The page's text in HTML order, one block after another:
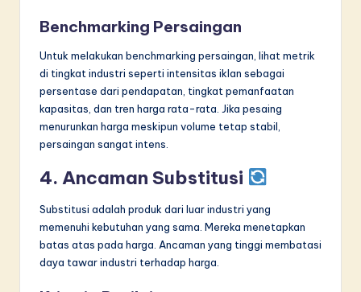
Benchmarking Persaingan
Untuk melakukan benchmarking persaingan, lihat metrik
di tingkat industri seperti intensitas iklan sebagai
persentase dari pendapatan, tingkat pemanfaatan
kapasitas, dan tren harga rata-rata. Jika pesaing
menurunkan harga meskipun volume tetap stabil,
persaingan sangat intens.
4. Ancaman Substitusi
Substitusi adalah produk dari luar industri yang
memenuhi kebutuhan yang sama. Mereka menetapkan
batas atas pada harga. Ancaman yang tinggi membatasi
daya tawar industri terhadap harga.